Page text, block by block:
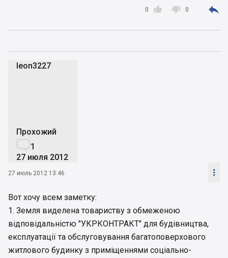

0  0 
leon3227
Прохожий
1
27 июля 2012
27 июль 2012 13:46 
Вот хочу всем заметку:
1. Земля виделена товариству з обмеженою
відповідальністю "УКРКОНТРАКТ" для будівництва,
експлуатації та обслуговування багатоповерхового
житлового будинку з приміщеннями соціально-